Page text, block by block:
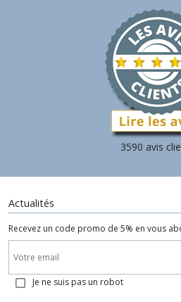
3590 avis
Actualités
Recevez un code promo de 5% en vous
Je ne suis pas un robot